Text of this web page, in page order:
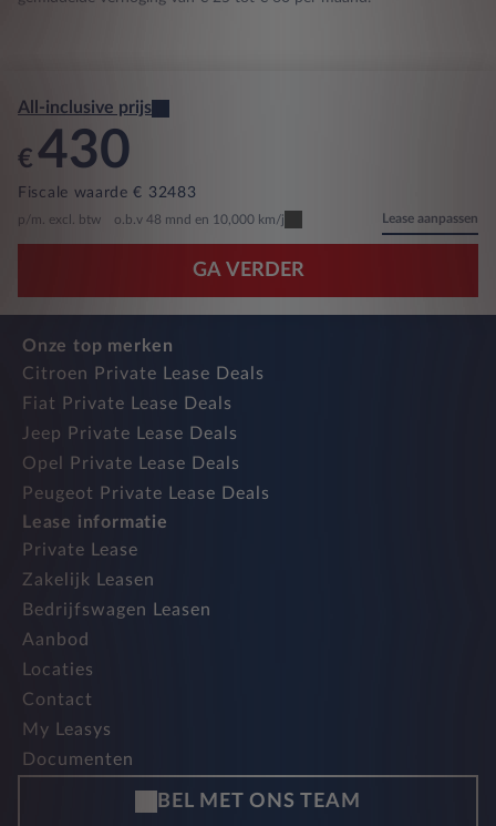
All-inclusive prijs
€ 430
Fiscale waarde € 32483
p/m. excl. btw o.b.v 48 mnd en 10,000 km/j Lease aanpassen
GA VERDER
Onze top merken
Citroen Private Lease Deals
Fiat Private Lease Deals
Jeep Private Lease Deals
Opel Private Lease Deals
Peugeot Private Lease Deals
Lease informatie
Private Lease
Zakelijk Leasen
Bedrijfswagen Leasen
Aanbod
Locaties
Contact
My Leasys
Documenten
BEL MET ONS TEAM